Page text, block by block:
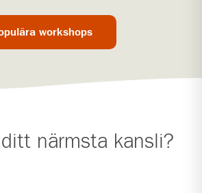
workshops
närmsta kansli?